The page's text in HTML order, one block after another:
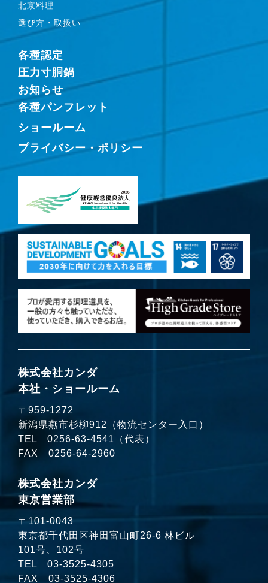
北京料理
選び方・取扱い
各種認定
圧力寸胴鍋
お知らせ
各種パンフレット
ショールーム
プライバシー・ポリシー
株式会社カンダ
本社・ショールーム
〒959-1272
新潟県燕市杉柳912（物流センター入口）
TEL 0256-63-4541
（代表）
FAX 0256-64-2960
株式会社カンダ
東京営業部
〒101-0043
東京都千代田区神田富山町26-6 林ビル
101号、102号
TEL 03-3525-4305
FAX 03-3525-4306